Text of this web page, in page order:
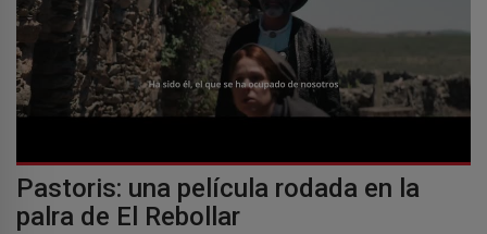
Pastoris: una película rodada en la
palra de El Rebollar